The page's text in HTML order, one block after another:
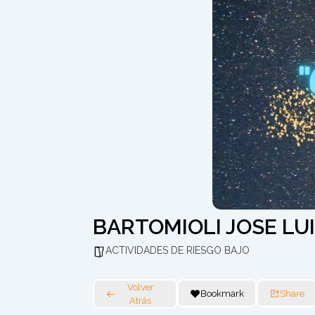
BARTOMIOLI JOSE
ACTIVIDADES DE RIESGO BAJO
Volver
Atrás
Bookmark Share